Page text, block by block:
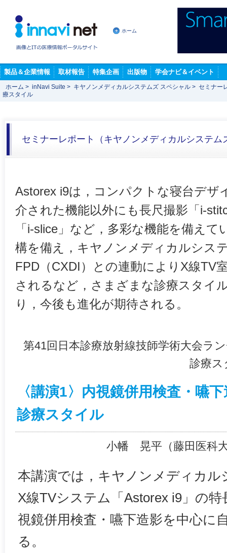
ホーム
製品＆企業情報 取材報告 特集企画 出版物 学会ナビ＆イベント
ホーム > inNavi Suite > キヤノンメディカルシステムズ スペシャル > セミナー
療スタイル
セミナーレポート（キヤノンメディカルシステム
Astorex i9は，コンパクトな寝台デザ
介された機能以外にも長尺撮影「i-
「i-slice」など，多彩な機能を備え
構を備え，キヤノンメディカルシス
FPD（CXDI）との連動によりX線TV
されるなど，さまざまな診療スタイ
り，今後も進化が期待される。
第41回日本診療放射線技師学術大会
診療ス
〈講演1〉内視鏡併用検査・嚥
診療スタイル
小幡 晃平（藤田医科
本講演では，キヤノンメディカ
X線TVシステム「Astorex i9」の
視鏡併用検査・嚥下造影を中心に
る。